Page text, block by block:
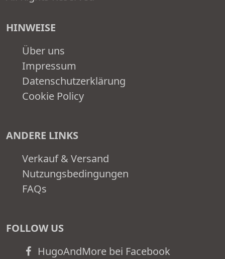
HINWEISE
Über uns
Impressum
Datenschutzerklärung
Cookie Policy
ANDERE LINKS
Verkauf & Versand
Nutzungsbedingungen
FAQs
FOLLOW US
HugoAndMore bei Facebook